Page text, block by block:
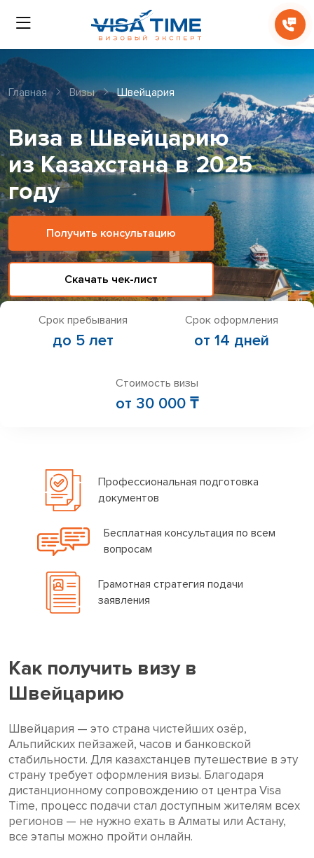
Главная Визы Швейцария
Виза в Швейцарию
из Казахстана в 2025
году
Получить консультацию
Скачать чек-лист
Срок пребывания
до 5 лет
Срок оформления
от 14 дней
Стоимость визы
от 30 000 ₸
Профессиональная подготовка
документов
Бесплатная консультация по всем
вопросам
Грамотная стратегия подачи
заявления
Как получить визу в
Швейцарию
Швейцария — это страна чистейших озёр,
Альпийских пейзажей, часов и банковской
стабильности. Для казахстанцев путешествие в эту
страну требует оформления визы. Благодаря
дистанционному сопровождению от центра Visa
Time, процесс подачи стал доступным жителям всех
регионов — не нужно ехать в Алматы или Астану,
все этапы можно пройти онлайн.